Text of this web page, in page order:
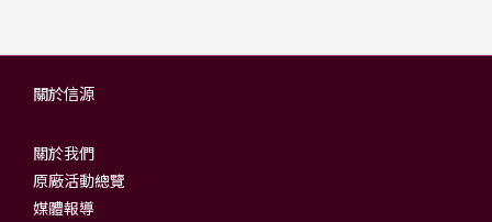
關於信源
關於我們
原廠活動總覽
媒體報導